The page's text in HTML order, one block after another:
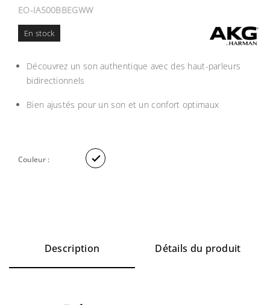
EO-IA500BBEGWW
En stock
Découvrez un son authentique avec des haut-parleurs
bidirectionnels
Bien ajustés pour un son et un confort optimaux
Couleur : 
Description Détails du produit